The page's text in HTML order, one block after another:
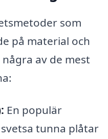
som
på material och
av de mest
En populär
tunna plåtar